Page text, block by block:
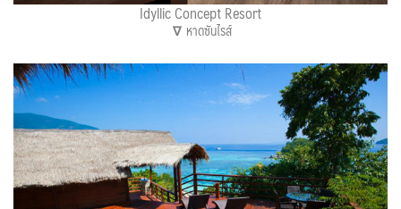
Idyllic Concept Resort
∇ หาดซันไรส์